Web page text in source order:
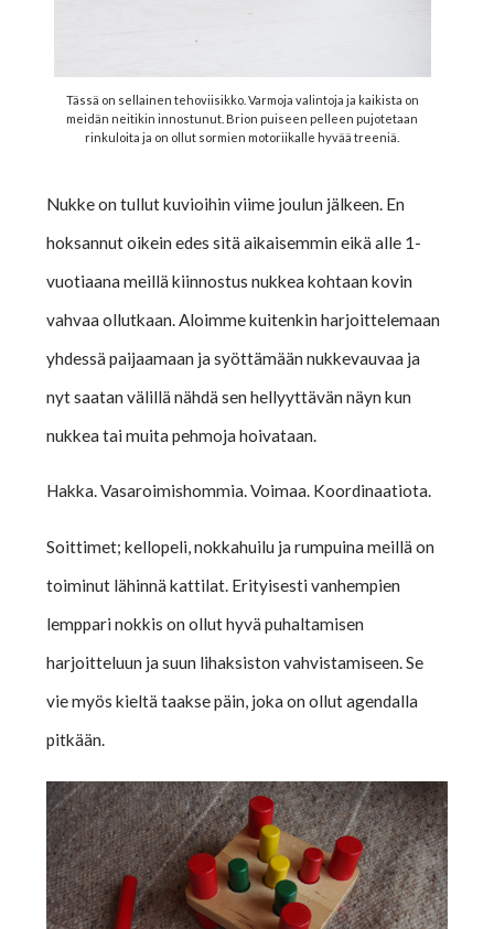
Tässä on sellainen tehoviisikko. Varmoja valintoja ja kaikista on
meidän neitikin innostunut. Brion puiseen pelleen pujotetaan
rinkuloita ja on ollut sormien motoriikalle hyvää treeniä.
Nukke on tullut kuvioihin viime joulun jälkeen. En
hoksannut oikein edes sitä aikaisemmin eikä alle 1-
vuotiaana meillä kiinnostus nukkea kohtaan kovin
vahvaa ollutkaan. Aloimme kuitenkin harjoittelemaan
yhdessä paijaamaan ja syöttämään nukkevauvaa ja
nyt saatan välillä nähdä sen hellyyttävän näyn kun
nukkea tai muita pehmoja hoivataan.
Hakka. Vasaroimishommia. Voimaa. Koordinaatiota.
Soittimet; kellopeli, nokkahuilu ja rumpuina meillä on
toiminut lähinnä kattilat. Erityisesti vanhempien
lemppari nokkis on ollut hyvä puhaltamisen
harjoitteluun ja suun lihaksiston vahvistamiseen. Se
vie myös kieltä taakse päin, joka on ollut agendalla
pitkään.